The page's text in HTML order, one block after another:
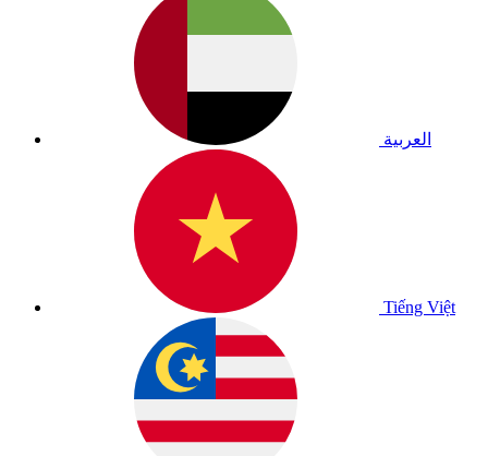
العربية
Tiếng Việt